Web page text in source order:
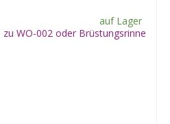
auf Lager